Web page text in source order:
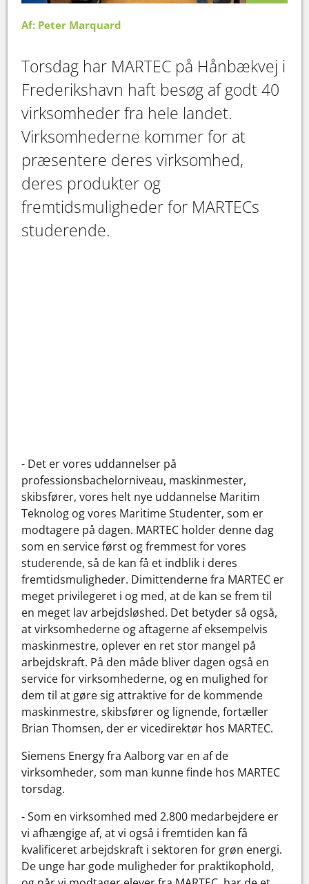
Af: Peter Marquard
Torsdag har MARTEC på Hånbækvej i
Frederikshavn haft besøg af godt 40
virksomheder fra hele landet.
Virksomhederne kommer for at
præsentere deres virksomhed,
deres produkter og
fremtidsmuligheder for MARTECs
studerende.
- Det er vores uddannelser på
professionsbachelorniveau, maskinmester,
skibsfører, vores helt nye uddannelse Maritim
Teknolog og vores Maritime Studenter, som er
modtagere på dagen. MARTEC holder denne dag
som en service først og fremmest for vores
studerende, så de kan få et indblik i deres
fremtidsmuligheder. Dimittenderne fra MARTEC er
meget privilegeret i og med, at de kan se frem til
en meget lav arbejdsløshed. Det betyder så også,
at virksomhederne og aftagerne af eksempelvis
maskinmestre, oplever en ret stor mangel på
arbejdskraft. På den måde bliver dagen også en
service for virksomhederne, og en mulighed for
dem til at gøre sig attraktive for de kommende
maskinmestre, skibsfører og lignende, fortæller
Brian Thomsen, der er vicedirektør hos MARTEC.
Siemens Energy fra Aalborg var en af de
virksomheder, som man kunne finde hos MARTEC
torsdag.
- Som en virksomhed med 2.800 medarbejdere er
vi afhængige af, at vi også i fremtiden kan få
kvalificeret arbejdskraft i sektoren for grøn energi.
De unge har gode muligheder for praktikophold,